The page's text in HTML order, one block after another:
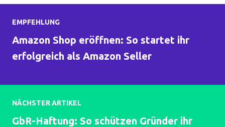
EMPFEHLUNG
Amazon Shop eröffnen: So startet ihr
erfolgreich als Amazon Seller
NÄCHSTER ARTIKEL
GbR-Haftung: So schützen Gründer ihr